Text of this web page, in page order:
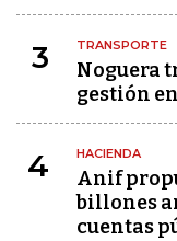
3 TRANSPORTE
Noguera
gestión
4 HACIENDA
Anif
billones
cuentas